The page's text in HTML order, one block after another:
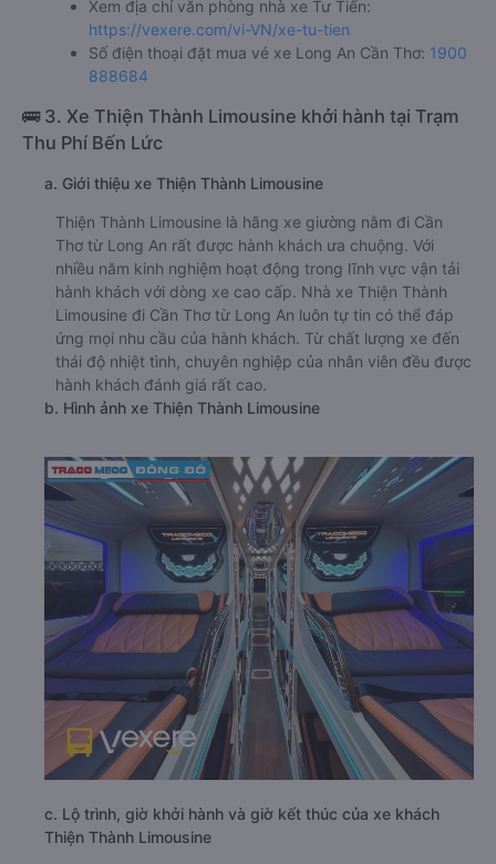
Xem địa chỉ văn phòng nhà xe Tư Tiến:
https://vexere.com/vi-VN/xe-tu-tien
Số điện thoại đặt mua vé xe Long An Cần Thơ: 1900
888684
🚌 3. Xe Thiện Thành Limousine khởi hành tại Trạm
Thu Phí Bến Lức
a. Giới thiệu xe Thiện Thành Limousine
Thiện Thành Limousine là hãng xe giường nằm đi Cần
Thơ từ Long An rất được hành khách ưa chuộng. Với
nhiều năm kinh nghiệm hoạt động trong lĩnh vực vận tải
hành khách với dòng xe cao cấp. Nhà xe Thiện Thành
Limousine đi Cần Thơ từ Long An luôn tự tin có thể đáp
ứng mọi nhu cầu của hành khách. Từ chất lượng xe đến
thái độ nhiệt tình, chuyên nghiệp của nhân viên đều được
hành khách đánh giá rất cao.
b. Hình ảnh xe Thiện Thành Limousine
c. Lộ trình, giờ khởi hành và giờ kết thúc của xe khách
Thiện Thành Limousine